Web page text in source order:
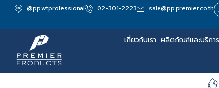
@pp.wtprofessional 02-301-2223 sale@pp.premier.co.th
เกี่ยวกับเรา ผลิตภัณฑ์และบริการ